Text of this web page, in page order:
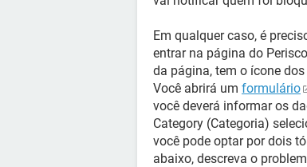
Em qualquer caso, é
entrar na página do
da página, tem o ícone
Você abrirá um formulário
você deverá informar os
Category (Categoria)
você pode optar por dois
abaixo, descreva o